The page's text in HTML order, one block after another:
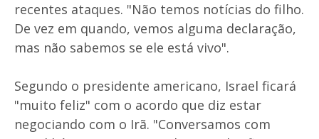
recentes ataques. "Não temos notícias do filho.
De vez em quando, vemos alguma declaração,
mas não sabemos se ele está vivo".
Segundo o presidente americano, Israel ficará
"muito feliz" com o acordo que diz estar
negociando com o Irã. "Conversamos com